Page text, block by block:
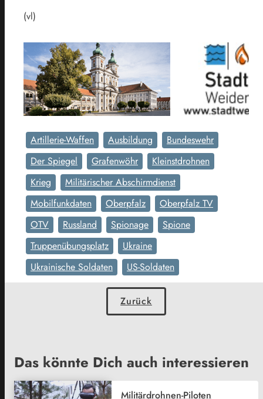
(vl)
Artillerie-Waffen Ausbildung
Bundeswehr
Der Spiegel
Grafenwöhr
Kleinstdrohnen
Krieg
Militärischer Abschirmdienst
Mobilfunkdaten
Oberpfalz
Oberpfalz TV
OTV
Russland Spionage
Spione
Truppenübungsplatz
Ukraine
Ukrainische Soldaten
US-Soldaten
Zurück
Das könnte Dich auch interessieren
Militärdrohnen-Piloten